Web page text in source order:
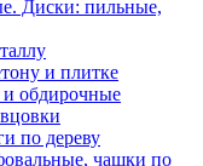
Диски: пильные,
и плитке
обдирочные
по дереву
чашки по